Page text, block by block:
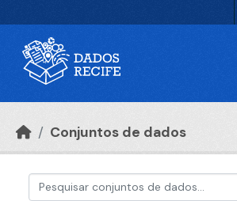
Conjuntos de dados